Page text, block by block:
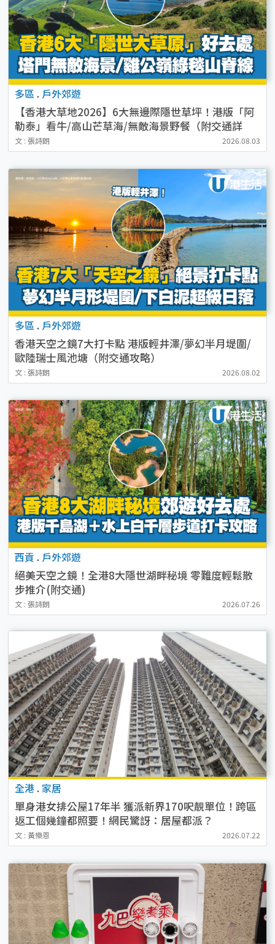
多區 . 戶外郊遊
【香港大草地2026】6大無邊際隱世草坪！港版「阿
勒泰」看牛/高山芒草海/無敵海景野餐（附交通詳
情）
文 : 張詩朗 2026.08.03
多區 . 戶外郊遊
香港天空之鏡7大打卡點 港版輕井澤/夢幻半月堤圍/
歐陸瑞士風池塘（附交通攻略）
文 : 張詩朗 2026.08.02
西貢 . 戶外郊遊
絕美天空之鏡！全港8大隱世湖畔秘境 零難度輕鬆散
步推介(附交通)
文 : 張詩朗 2026.07.26
全港 . 家居
單身港女排公屋17年半 獲派新界170呎靚單位！跨區
返工個幾鐘都照要！網民驚訝：居屋都派？
文 : 黃樂恩 2026.07.22